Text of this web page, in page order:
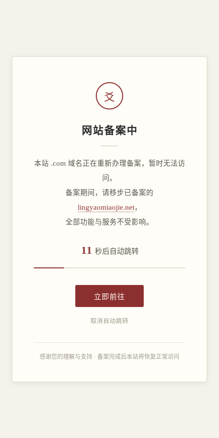
爻
网站备案中
本站 .com 域名正在重新办理备案，暂时无法访
问。
备案期间，请移步已备案的
lingyaomiaojie.net，
全部功能与服务不受影响。
11 秒后自动跳转
立即前往
取消自动跳转
感谢您的理解与支持 · 备案完成后本站将恢复正常访问